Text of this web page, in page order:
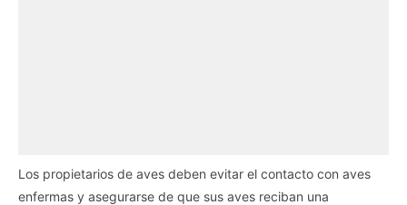
Los propietarios de aves deben evitar el contacto con aves
enfermas y asegurarse de que sus aves reciban una